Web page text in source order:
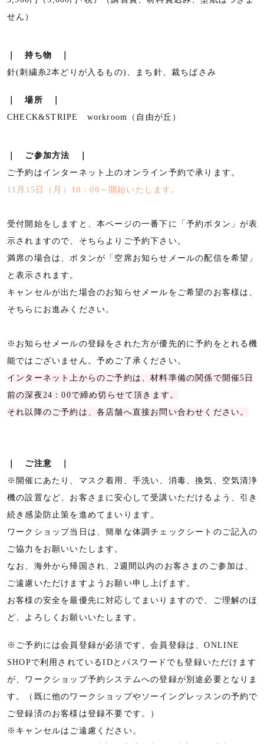
せん）
｜ 持ち物 ｜
針(刺繍糸2本どりが入るもの)、まち針、裁ちばさみ
場所 ｜
CHECK&STRIPE workroom（自由が丘）
ご参加方法 ｜
ご予約はインターネット上のオンライン予約で承ります。
11月15日（月）10：00～開始いたします。
受付開始をしますと、本ページの一番下に「予約ボタン」が表
示されますので、そちらよりご予約下さい。
満席の場合は、ボタンが「空席お知らせメールの配信を希望」
と表示されます。
キャンセルが出た場合のお知らせメールをご希望のお客様は、
そちらにお進みください。
※お知らせメールの登録をされた方が優先的に予約をとれる機
能ではございません。予めご了承ください。
インターネット上からのご予約は、材料準備の関係で開催5日
前の深夜24：00で締め切らせて頂きます。
それ以降のご予約は、各店舗へ直接お問い合わせください。
｜ ご注意 ｜
※開催にあたり、マスク着用、手洗い、消毒、換気、空気清浄
機の設置など、お客さまに安心して受講いただけるよう、引き
続き感染防止策を進めてまいります。
ワークショップ当日は、簡単な体調チェックシートのご記入の
ご協力をお願いいたします。
なお、海外から帰国され、2週間以内のお客さまのご参加は、
ご遠慮いただけますようお願い申し上げます。
お客様の安全を最優先に対応してまいりますので、ご理解のほ
ど、よろしくお願いいたします。
※ご予約には会員登録が必須です。会員登録は、ONLINE
SHOPで利用されているIDとパスワードでも登録いただけます
が、ワークショップ予約システムへの登録が別途必要となりま
す。（既に他のワークショップやソーイングレッスンの予約で
ご登録済のお客様は登録不要です。）
※キャンセルはご遠慮ください。